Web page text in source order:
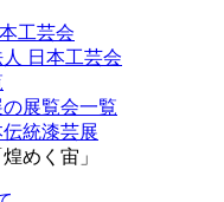
工芸会
日本工芸会
展覧会一覧
統漆芸展
めく宙」